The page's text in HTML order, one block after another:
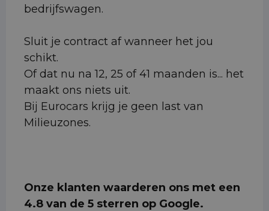
bedrijfswagen.
Sluit je contract af wanneer het jou
schikt.
Of dat nu na 12, 25 of 41 maanden is... het
maakt ons niets uit.
Bij Eurocars krijg je geen last van
Milieuzones.
Onze klanten waarderen ons met een
4.8 van de 5 sterren op Google.